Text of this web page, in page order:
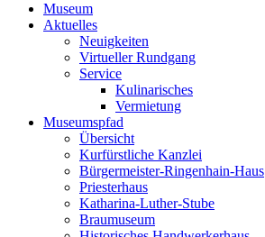
Museum
Aktuelles
Neuigkeiten
Virtueller Rundgang
Service
Kulinarisches
Vermietung
Museumspfad
Übersicht
Kurfürstliche Kanzlei
Bürgermeister-Ringenhain-Haus
Priesterhaus
Katharina-Luther-Stube
Braumuseum